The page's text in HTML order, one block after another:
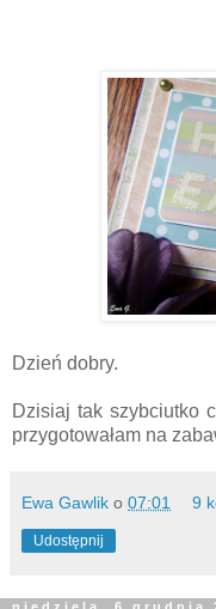
Dzień dobry.
Dzisiaj tak szybciutko
przygotowałam na
Ewa Gawlik o 07:01 9
Udostępnij